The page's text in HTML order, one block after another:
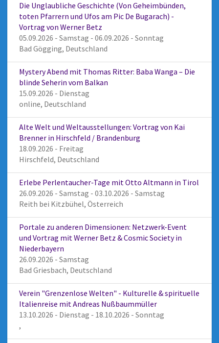
Die Unglaubliche Geschichte (Von Geheimbünden,
toten Pfarrern und Ufos am Pic De Bugarach) -
Vortrag von Werner Betz
05.09.2026 - Samstag - 06.09.2026 - Sonntag
Bad Gögging, Deutschland
Mystery Abend mit Thomas Ritter: Baba Wanga – Die
blinde Seherin vom Balkan
15.09.2026 - Dienstag
online, Deutschland
Alte Welt und Weltausstellungen: Vortrag von Kai
Brenner in Hirschfeld / Brandenburg
18.09.2026 - Freitag
Hirschfeld, Deutschland
Erlebe Perlentaucher-Tage mit Otto Altmann in Tirol
26.09.2026 - Samstag - 03.10.2026 - Samstag
Reith bei Kitzbühel, Österreich
Portale zu anderen Dimensionen: Netzwerk-Event
und Vortrag mit Werner Betz & Cosmic Society in
Niederbayern
26.09.2026 - Samstag
Bad Griesbach, Deutschland
Verein "Grenzenlose Welten" - Kulturelle & spirituelle
Italienreise mit Andreas Nußbaummüller
13.10.2026 - Dienstag - 18.10.2026 - Sonntag
,